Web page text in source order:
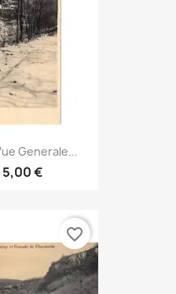
Generale...
5,00 €
favorite_border